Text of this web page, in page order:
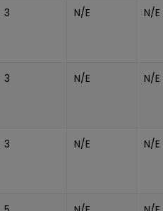
3 N/E N/E
3 N/E N/E
3 N/E N/E